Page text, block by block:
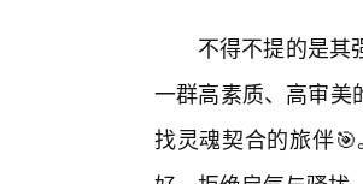
不得不提的是其
一群高素质、高审美
找灵魂契合的旅伴